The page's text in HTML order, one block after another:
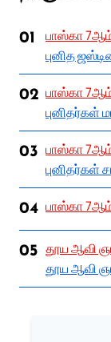
01
பாஸ்கா
புனித
02 பாஸ்கா
புனிதர்கள்
03 பாஸ்கா
புனிதர்கள்
04 பாஸ்கா
05 தூய ஆவி
தூய ஆவி